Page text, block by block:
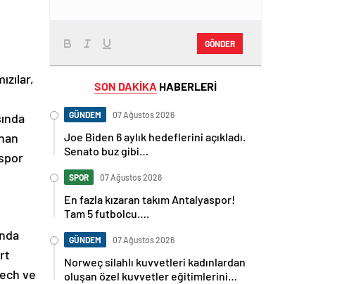
ve
GÖNDER
SON DAKİKA HABERLERİ
GÜNDEM 07 Ağustos 2026
Joe Biden 6 aylık hedeflerini açıkladı.
Senato buz gibi…
SPOR 07 Ağustos 2026
En fazla kızaran takım Antalyaspor!
Tam 5 futbolcu….
GÜNDEM 07 Ağustos 2026
Norweç silahlı kuvvetleri kadınlardan
oluşan özel kuvvetler eğitimlerini